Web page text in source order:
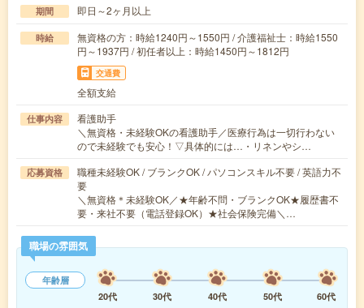
期間 即日～2ヶ月以上
時給
無資格の方：時給1240円～1550円 / 介護福祉士：時給1550
円～1937円 / 初任者以上：時給1450円～1812円
交通費
全額支給
仕事内容
看護助手
＼無資格・未経験OKの看護助手／医療行為は一切行わない
ので未経験でも安心！▽具体的には…・リネンやシ…
応募資格
職種未経験OK / ブランクOK / パソコンスキル不要 / 英語力不
要
＼無資格＊未経験OK／★年齢不問・ブランクOK★履歴書不
要・来社不要（電話登録OK）★社会保険完備＼…
職場の雰囲気
年齢層
20代
30代 40代 50代
60代